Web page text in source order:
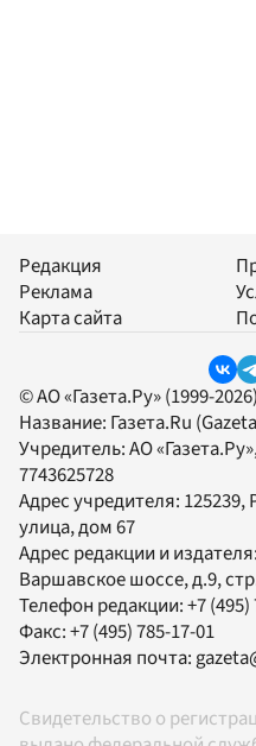
Редакция
Реклама
Карта сайта
© АО «Газета.Ру» (1999-
Название: Газета.Ru
Учредитель:АО «Газета.Ру»
7743625728
Адрес учредителя:
улица, дом 67
Адрес редакции и издателя:
Варшавское шоссе, д.9,
Телефон редакции:+7
Факс:+7 (495) 785-17-01
Электронная почта:
Свидетельство о